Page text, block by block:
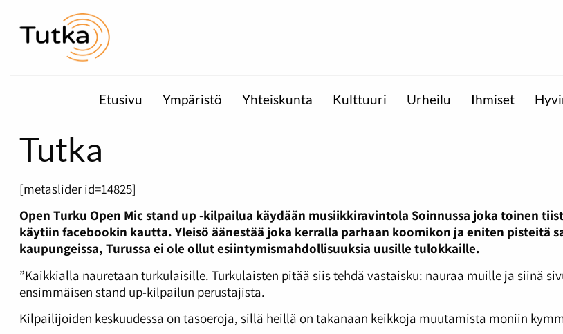
Etusivu Ympäristö Yhteiskunta Kulttuuri Urheilu Ihmiset
Tutka
[metaslider id=14825]
Open Turku Open Mic stand up -kilpailua käydään musiikkiravintola Soinnussa joka toinen
käytiin facebookin kautta. Yleisö äänestää joka kerralla parhaan koomikon ja eniten pisteitä
kaupungeissa, Turussa ei ole ollut esiintymismahdollisuuksia uusille tulokkaille.
”Kaikkialla nauretaan turkulaisille. Turkulaisten pitää siis tehdä vastaisku: nauraa muille ja siinä
ensimmäisen stand up-kilpailun perustajista.
Kilpailijoiden keskuudessa on tasoeroja, sillä heillä on takanaan keikkoja muutamista moniin